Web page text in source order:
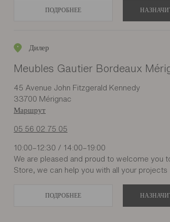
ПОДРОБНЕЕ
Дилер
Meubles Gautier Bordeaux
45 Avenue John Fitzgerald Kennedy
33700 Mérignac
Маршрут
05 56 02 75 05
10:00–12:30 / 14:00–19:00
We are pleased and proud to welcome you
Store, we can help you with all your projects
ПОДРОБНЕЕ